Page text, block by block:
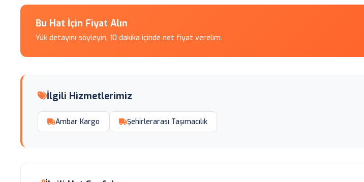
Bu Hat İçin Fiyat Alın
Yük detayını söyleyin, 10 dakika içinde net fiyat verelim.
İlgili Hizmetlerimiz
Ambar Kargo Şehirlerarası Taşımacılık